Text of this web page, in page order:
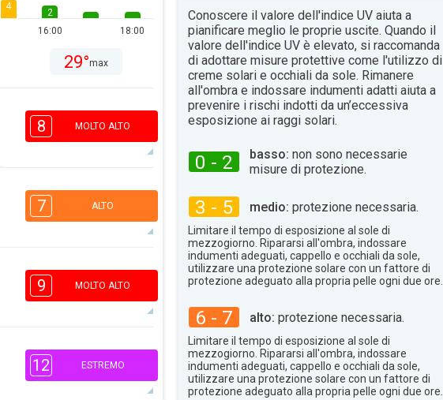
4
2
16:00
18:00
29°max
8 MOLTO ALTO
1
16:00
31°max
7 ALTO
2
16:00
32°max
9 MOLTO ALTO
1
16:00
18:00
12 ESTREMO
Conoscere il valore dell'indice UV aiuta a
pianificare meglio le proprie uscite. Quando il
valore dell'indice UV è elevato, si raccomanda
di adottare misure protettive come l'utilizzo di
creme solari e occhiali da sole. Rimanere
all'ombra e indossare indumenti adatti aiuta a
prevenire i rischi indotti da un’eccessiva
esposizione ai raggi solari.
0 - 2 basso: non sono necessarie
misure di protezione.
3 - 5 medio: protezione necessaria.
Limitare il tempo di esposizione al sole di
mezzogiorno. Ripararsi all'ombra, indossare
indumenti adeguati, cappello e occhiali da sole,
utilizzare una protezione solare con un fattore di
protezione adeguato alla propria pelle ogni due ore.
6 - 7 alto: protezione necessaria.
Limitare il tempo di esposizione al sole di
mezzogiorno. Ripararsi all'ombra, indossare
indumenti adeguati, cappello e occhiali da sole,
utilizzare una protezione solare con un fattore di
protezione adeguato alla propria pelle ogni due ore.